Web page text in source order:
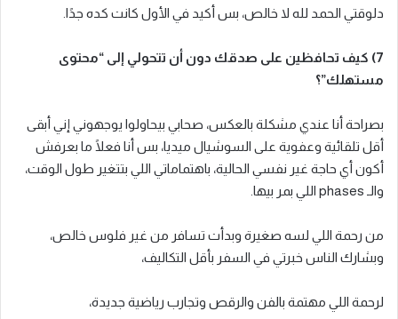
دلوقتي الحمد لله لا خالص، بس أكيد في الأول كانت كده جدًا.
7) كيف تحافظين على صدقك دون أن تتحولي إلى “محتوى
مستهلك”؟
بصراحة أنا عندي مشكلة بالعكس، صحابي بيحاولوا يوجهوني إني أبقى
أقل تلقائية وعفوية على السوشيال ميديا، بس أنا فعلًا ما بعرفش
أكون أي حاجة غير نفسي الحالية، باهتماماتي اللي بتتغير طول الوقت،
والـ phases اللي بمر بيها.
من رحمة اللي لسه صغيرة وبدأت تسافر من غير فلوس خالص،
وبشارك الناس خبرتي في السفر بأقل التكاليف،
لرحمة اللي مهتمة بالفن والرقص وتجارب رياضية جديدة،